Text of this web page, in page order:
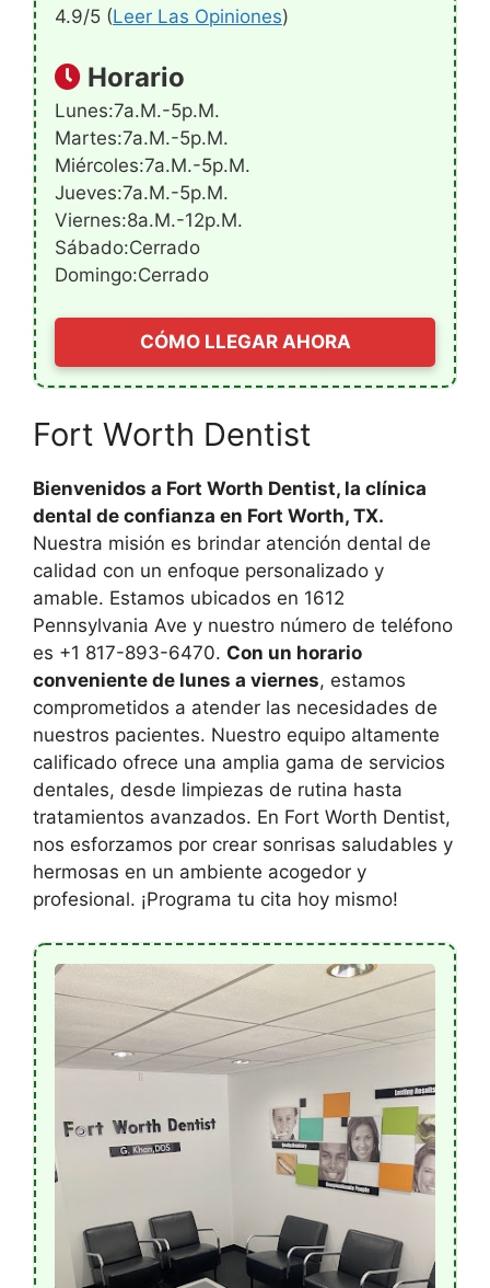
4.9/5 (Leer Las Opiniones)
Horario
Lunes:7a.m.-5p.m.
Martes:7a.m.-5p.m.
Miércoles:7a.m.-5p.m.
Jueves:7a.m.-5p.m.
Viernes:8a.m.-12p.m.
Sábado:Cerrado
Domingo:Cerrado
CÓMO LLEGAR AHORA
Fort Worth Dentist
Bienvenidos a Fort Worth Dentist, la clínica
dental de confianza en Fort Worth, TX.
Nuestra misión es brindar atención dental de
calidad con un enfoque personalizado y
amable. Estamos ubicados en 1612
Pennsylvania Ave y nuestro número de teléfono
es +1 817-893-6470. Con un horario
conveniente de lunes a viernes, estamos
comprometidos a atender las necesidades de
nuestros pacientes. Nuestro equipo altamente
calificado ofrece una amplia gama de servicios
dentales, desde limpiezas de rutina hasta
tratamientos avanzados. En Fort Worth Dentist,
nos esforzamos por crear sonrisas saludables y
hermosas en un ambiente acogedor y
profesional. ¡Programa tu cita hoy mismo!